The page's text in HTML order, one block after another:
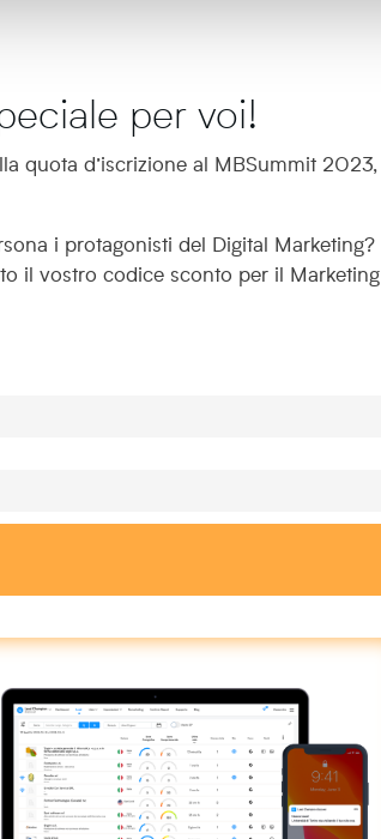
per voi!
quota d’iscrizione al MBSummit 2023,
i protagonisti del Digital Marketing?
il vostro codice sconto per il Marketing